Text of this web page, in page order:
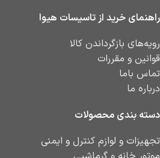
راهنمای خرید از تاسیسات هیوا
رویه‌های بازگرداندن کالا
قوانین و مقررات
تماس باما
درباره ما
دسته بندی محصولات
تجهیزات و لوازم کنترل و ایمنی